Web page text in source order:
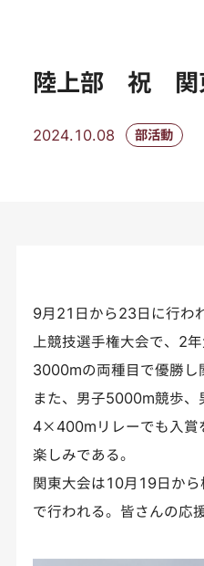
陸上部 祝 関
2024.10.08 部活動
9月21日から23日に行わ
上競技選手権大会で、2
3000mの両種目で優勝し
また、男子5000m競歩、
4×400mリレーでも入賞
楽しみである。
関東大会は10月19日か
で行われる。皆さんの応